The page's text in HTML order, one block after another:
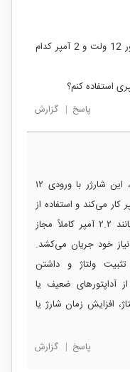
سوال مهم برای این دستگاه بهترین آداپتور 12 ولت و 2 آمپر کدام
پاسخ | گزارش
سلام و احترام، این شارژر با ورودی ۱۲
موردنیاز حدود ۲ آمپر کار می‌کند و استفاده از
آداپتور ۱۲ ولت با جریان بالاتر مانند ۲.۲ آمپر کاملاً مجاز
نیاز خود جریان می‌کشد.
تثبیت ولتاژ و داشتن
آداپتورهای ضعیف یا
افزایش زمان شارژ یا
پاسخ | گزارش